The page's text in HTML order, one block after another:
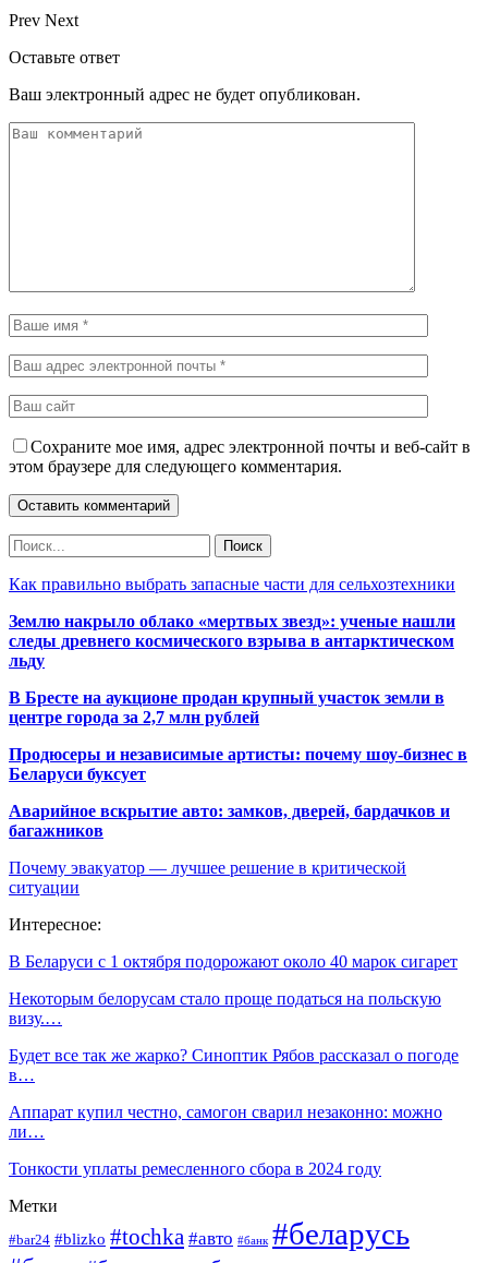
Prev Next
Оставьте ответ
Ваш электронный адрес не будет опубликован.
Сохраните мое имя, адрес электронной почты и веб-сайт в
этом браузере для следующего комментария.
Как правильно выбрать запасные части для сельхозтехники
Землю накрыло облако «мертвых звезд»: ученые нашли
следы древнего космического взрыва в антарктическом
льду
В Бресте на аукционе продан крупный участок земли в
центре города за 2,7 млн рублей
Продюсеры и независимые артисты: почему шоу-бизнес в
Беларуси буксует
Аварийное вскрытие авто: замков, дверей, бардачков и
багажников
Почему эвакуатор — лучшее решение в критической
ситуации
Интересное:
В Беларуси с 1 октября подорожают около 40 марок сигарет
Некоторым белорусам стало проще податься на польскую
визу.…
Будет все так же жарко? Синоптик Рябов рассказал о погоде
в…
Аппарат купил честно, самогон сварил незаконно: можно
ли…
Тонкости уплаты ремесленного сбора в 2024 году
Метки
#bar24 #blizko #tochka #авто #банк #беларусь